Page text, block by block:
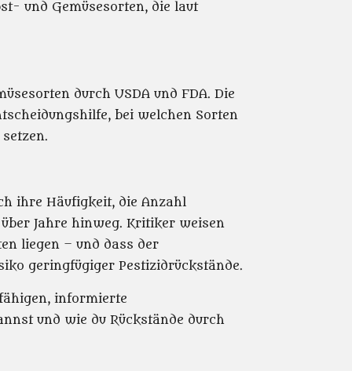
und Gemüsesorten, die laut
durch USDA und FDA. Die
bei welchen Sorten
ihre Häufigkeit, die Anzahl
Jahre hinweg. Kritiker weisen
liegen – und dass der
geringfügiger Pestizidrückstände.
informierte
und wie du Rückstände durch